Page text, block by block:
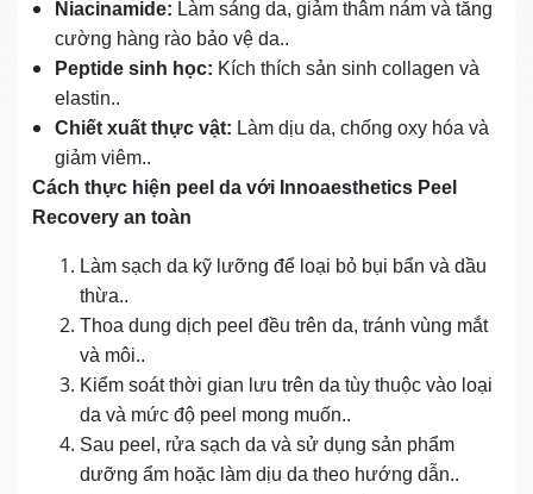
Niacinamide: Làm sáng da, giảm thâm nám và tăng
cường hàng rào bảo vệ da..
Peptide sinh học: Kích thích sản sinh collagen và
elastin..
Chiết xuất thực vật: Làm dịu da, chống oxy hóa và
giảm viêm..
Cách thực hiện peel da với Innoaesthetics Peel
Recovery an toàn
Làm sạch da kỹ lưỡng để loại bỏ bụi bẩn và dầu
thừa..
Thoa dung dịch peel đều trên da, tránh vùng mắt
và môi..
Kiểm soát thời gian lưu trên da tùy thuộc vào loại
da và mức độ peel mong muốn..
Sau peel, rửa sạch da và sử dụng sản phẩm
dưỡng ẩm hoặc làm dịu da theo hướng dẫn..